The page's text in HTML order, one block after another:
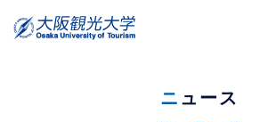
ニュース